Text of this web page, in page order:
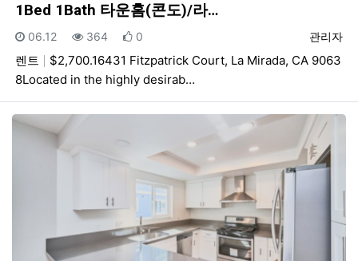
1Bed 1Bath 타운홈(콘도)/라…
등록자
관리자
등록일
06.12 조회
364 추천
0
렌트
$2,700.16431 Fitzpatrick Court, La Mirada, CA 9063
8Located in the highly desirab…